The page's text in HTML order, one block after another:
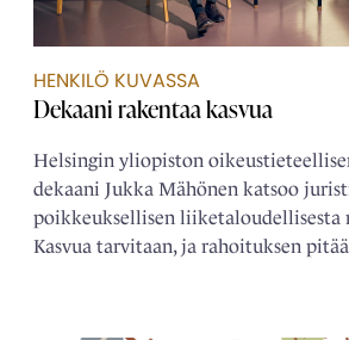
HENKILÖ KUVASSA
Dekaani rakentaa kasvua
Helsingin yliopiston
dekaani Jukka Mähönen katsoo
poikkeuksellisen liiketaloudellisesta
Kasvua tarvitaan, ja rahoituksen